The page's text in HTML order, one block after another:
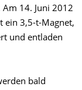
14. Juni 2012
ein 3,5-t-Magnet,
und entladen
bald